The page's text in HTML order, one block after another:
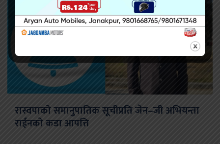
रास्वपाको समानुपातिक सूचीप्रति जेन–जी अभियन्ता
राईनको कडा आपत्ति